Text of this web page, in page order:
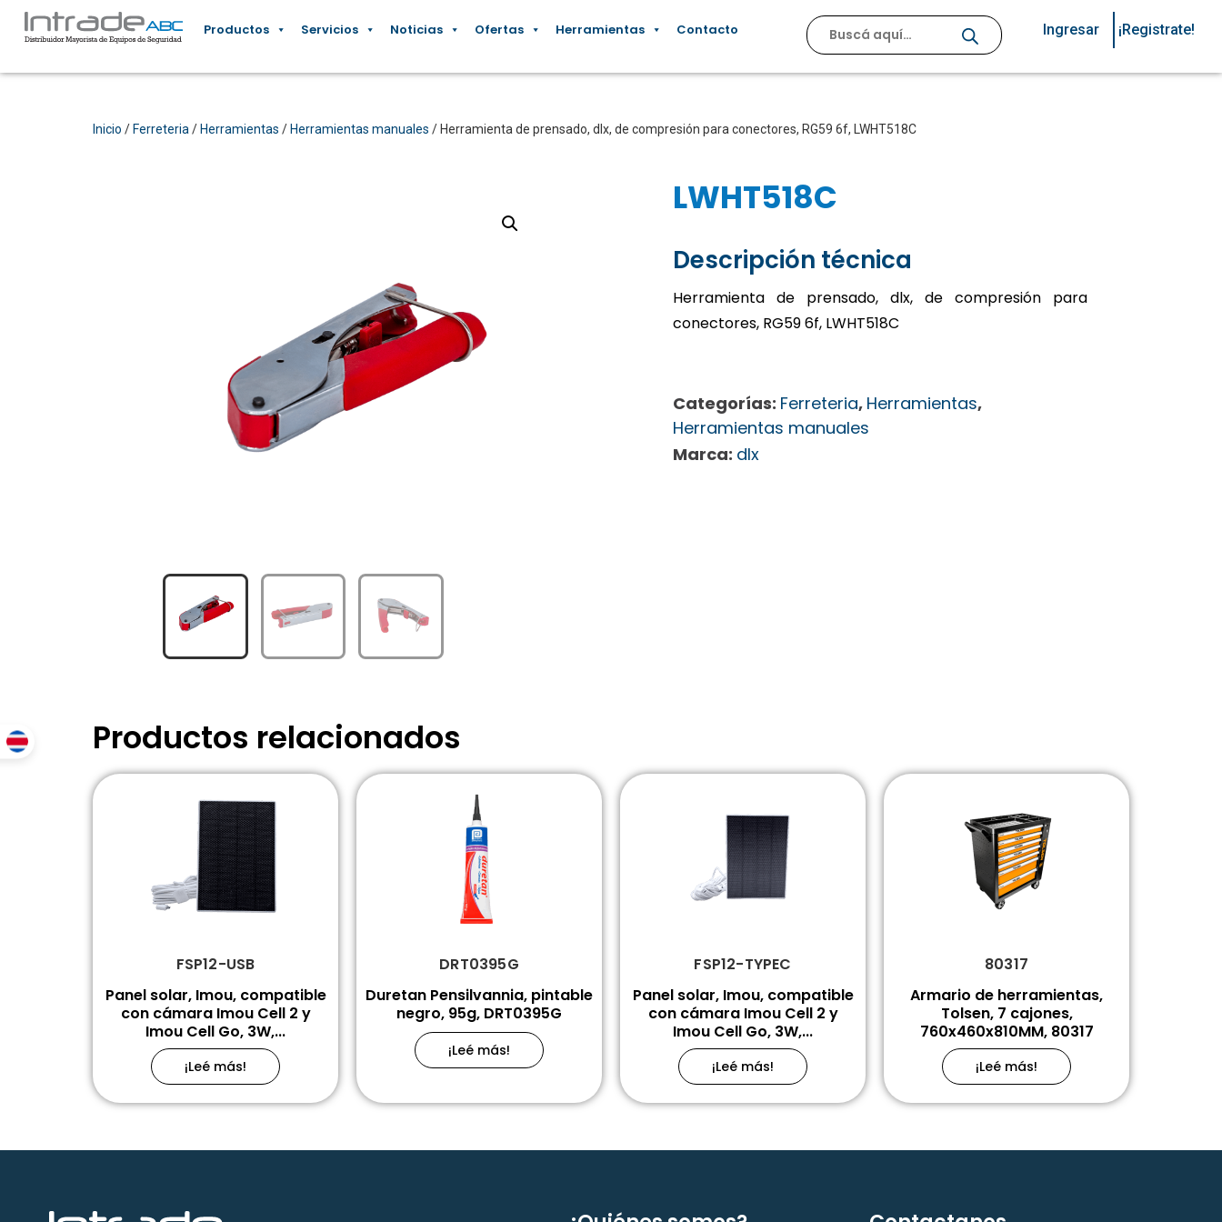
Productos Servicios Noticias Ofertas Herramientas Contacto Ingresar ¡Registrate!
Inicio / Ferreteria / Herramientas / Herramientas manuales / Herramienta de prensado, dlx, de compresión para conectores, RG59 6f, LWHT518C
LWHT518C
Descripción técnica
Herramienta de prensado, dlx, de compresión para
conectores, RG59 6f, LWHT518C
Categorías: Ferreteria, Herramientas,
Herramientas manuales
Marca: dlx
Productos relacionados
FSP12-USB
Panel solar, Imou, compatible
con cámara Imou Cell 2 y
Imou Cell Go, 3W,...
¡Leé más!
DRT0395G
Duretan Pensilvannia, pintable
negro, 95g, DRT0395G
¡Leé más!
FSP12-TYPEC
Panel solar, Imou, compatible
con cámara Imou Cell 2 y
Imou Cell Go, 3W,...
¡Leé más!
80317
Armario de herramientas,
Tolsen, 7 cajones,
760x460x810MM, 80317
¡Leé más!